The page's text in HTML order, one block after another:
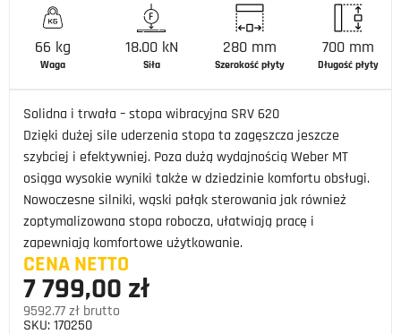
66 kg
Waga
18.00 kN
Siła
280 mm
Szerokość płyty
700 mm
Długość płyty
Solidna i trwała – stopa wibracyjna SRV 620
Dzięki dużej sile uderzenia stopa ta zagęszcza jeszcze
szybciej i efektywniej. Poza dużą wydajnością Weber MT
osiąga wysokie wyniki także w dziedzinie komfortu obsługi.
Nowoczesne silniki, wąski pałąk sterowania jak również
zoptymalizowana stopa robocza, ułatwiają pracę i
zapewniają komfortowe użytkowanie.
CENA NETTO
7 799,00 zł
9592.77 zł brutto
SKU: 170250